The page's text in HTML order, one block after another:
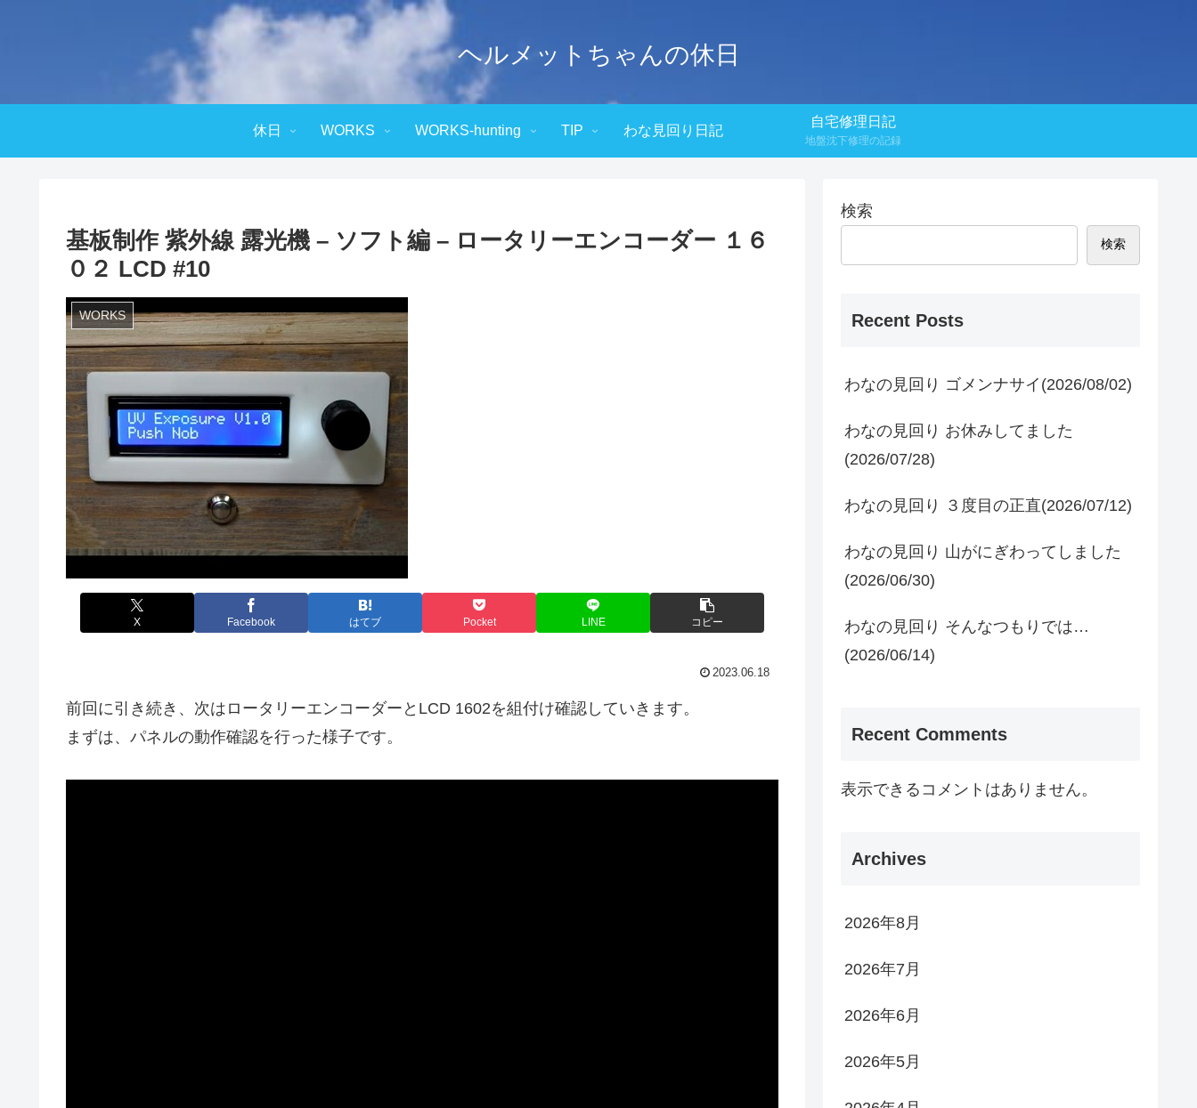
ヘルメットちゃんの休日
休日 WORKS WORKS-hunting TIP わな見回り日記
自宅修理日記
地盤沈下修理の記録
基板制作 紫外線 露光機 – ソフト編 – ロータリーエンコーダー １６
０２ LCD #10
WORKS
X Facebook はてブ Pocket LINE コピー
2023.06.18
前回に引き続き、次はロータリーエンコーダーとLCD 1602を組付け確認していきます。
まずは、パネルの動作確認を行った様子です。
検索
検索
Recent Posts
わなの見回り ゴメンナサイ(2026/08/02)
わなの見回り お休みしてました
(2026/07/28)
わなの見回り ３度目の正直(2026/07/12)
わなの見回り 山がにぎわってしました
(2026/06/30)
わなの見回り そんなつもりでは…
(2026/06/14)
Recent Comments
表示できるコメントはありません。
Archives
2026年8月
2026年7月
2026年6月
2026年5月